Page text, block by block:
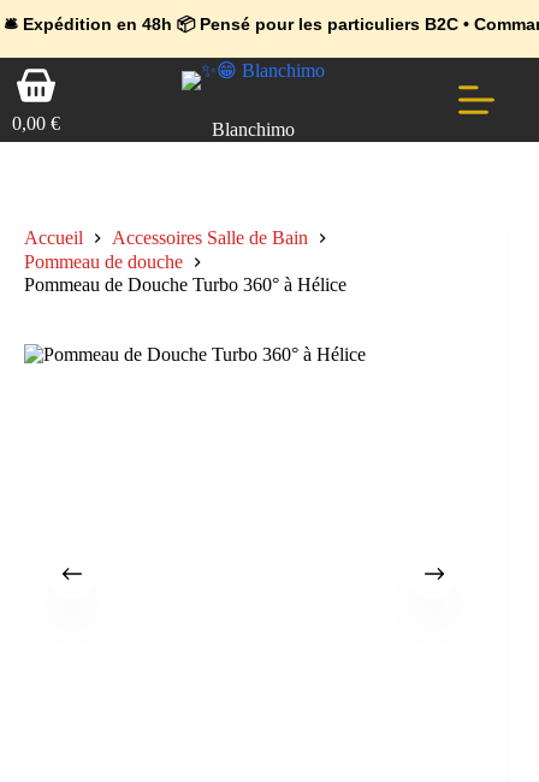
en 48h 📦 Pensé pour les particuliers B2C • Commande
🔥 Déjà adopté par les pros 👉 Passez en Espace Pro B2B 📦
💼 Offres réservées aux professionnels 🚀 Rejoignez l’Espace Pro
PasserPanier
d’achat
0,00 € Blanchimo
Accueil
Accessoires Salle de Bain
Pommeau de douche
Pommeau de Douche Turbo 360° à Hélice